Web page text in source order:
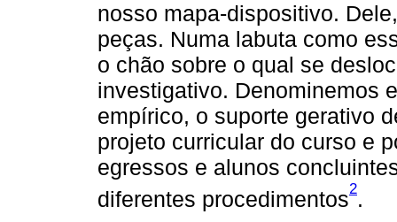
nosso mapa-dispositivo.
peças. Numa labuta como
o chão sobre o qual se
investigativo. Denominemos
empírico, o suporte gerativo
projeto curricular do curso e
egressos e alunos
diferentes procedimentos2.